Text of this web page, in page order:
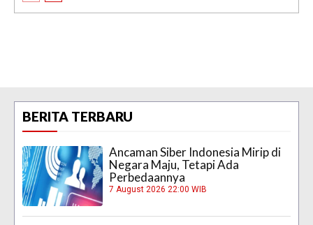
BERITA TERBARU
Ancaman Siber Indonesia Mirip di
Negara Maju, Tetapi Ada
Perbedaannya
7 August 2026 22:00 WIB